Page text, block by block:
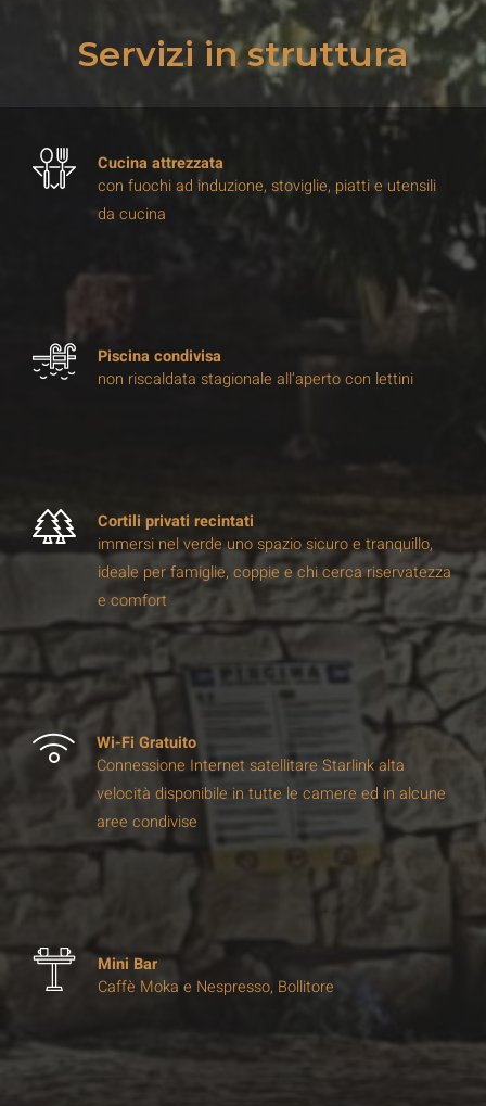
Servizi in struttura
Cucina attrezzata
con fuochi ad induzione, stoviglie, piatti e utensili
da cucina
Piscina condivisa
non riscaldata stagionale all’aperto con lettini
Cortili privati recintati
immersi nel verde uno spazio sicuro e tranquillo,
ideale per famiglie, coppie e chi cerca riservatezza
e comfort
Wi-Fi Gratuito
Connessione Internet satellitare Starlink alta
velocità disponibile in tutte le camere ed in alcune
aree condivise
Mini Bar
Caffè Moka e Nespresso, Bollitore